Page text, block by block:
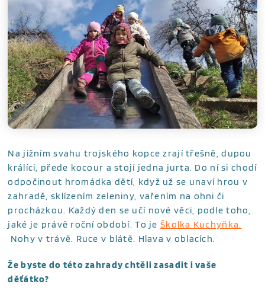
Na jižním svahu trojského kopce zrají třešně, dupou
králíci, přede kocour a stojí jedna jurta. Do ní si chodí
odpočinout hromádka dětí, když už se unaví hrou v
zahradě, sklízením zeleniny, vařením na ohni či
procházkou. Každý den se učí nové věci, podle toho,
jaké je právě roční období. To je Školka Kuchyňka.
Nohy v trávě. Ruce v blátě. Hlava v oblacích.
Že byste do této zahrady chtěli zasadit i vaše
děťátko?